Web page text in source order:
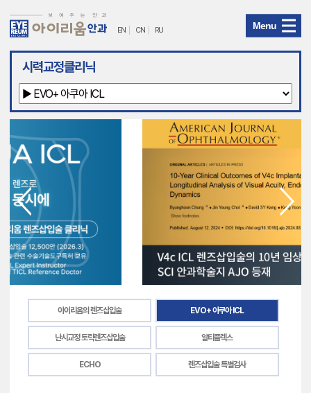
아
리
EN CN RU Menu
시력교정클리닉
아이리움의 렌즈삽입술 EVO+ 아쿠아 ICL
난시교정 토릭렌즈삽입술 알티플렉스
ECHO 렌즈삽입술 특별검사